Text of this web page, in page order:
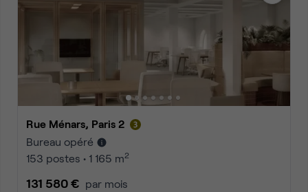
Rue Ménars, Paris 2
Bureau opéré
153 postes • 1 165 m2
131 580 € par mois